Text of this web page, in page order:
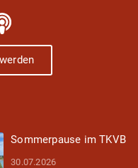
Sommerpause im TKVB
30.07.2026